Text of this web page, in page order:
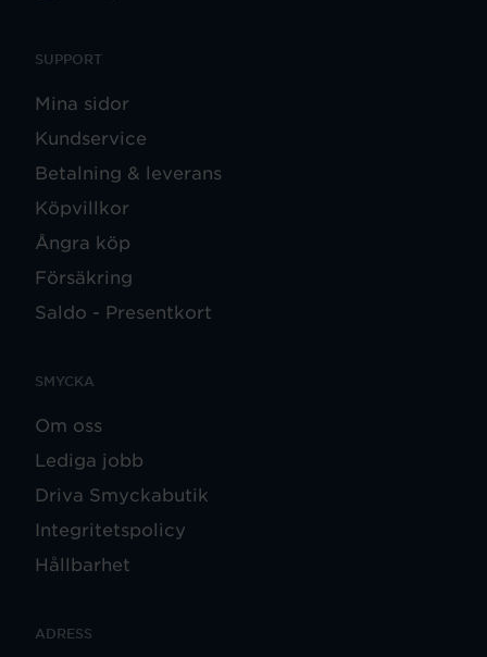
SUPPORT
Mina sidor
Kundservice
Betalning & leverans
Köpvillkor
Ångra köp
Försäkring
Saldo - Presentkort
SMYCKA
Om oss
Lediga jobb
Driva Smyckabutik
Integritetspolicy
Hållbarhet
ADRESS